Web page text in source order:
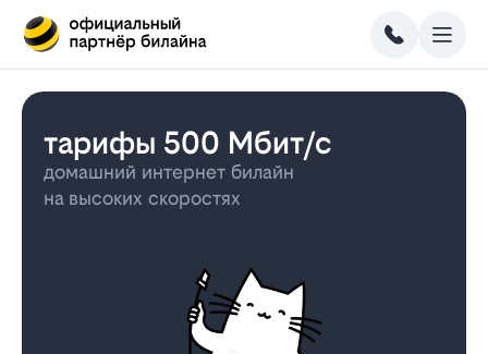
тарифы 500 Мбит/с
домашний интернет билайн
на высоких скоростях